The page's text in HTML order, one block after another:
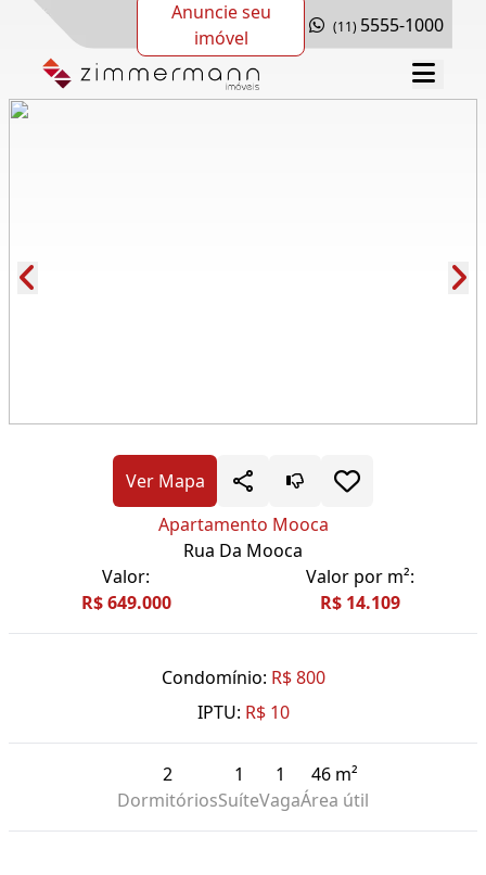
Anuncie seu
imóvel
(11) 5555-1000
Ver Mapa
Apartamento Mooca
Rua Da Mooca
Valor:
R$ 649.000
Valor por m²:
R$ 14.109
Condomínio: R$ 800
IPTU: R$ 10
2
Dormitórios
1
Suíte
1
Vaga
46 m²
Área útil